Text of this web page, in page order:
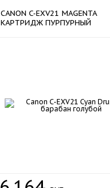
CANON C-EXV21 MAGENTA
КАРТРИДЖ ПУРПУРНЫЙ